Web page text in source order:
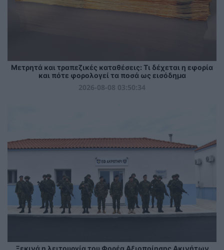
Μετρητά και τραπεζικές καταθέσεις: Τι δέχεται η εφορία
και πότε φορολογεί τα ποσά ως εισόδημα
2026-08-08 03:50:34
Ξεκινά η λειτουργία του Φορέα Αξιοποίησης Ακινήτων